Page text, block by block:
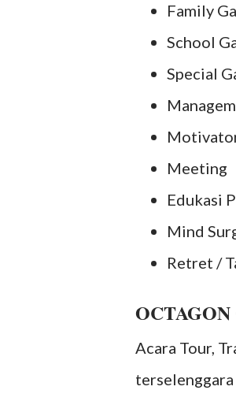
Family
School
Special
Meeting
Edukasi
Mind
Retret /
Acara Tour,
terselenggara